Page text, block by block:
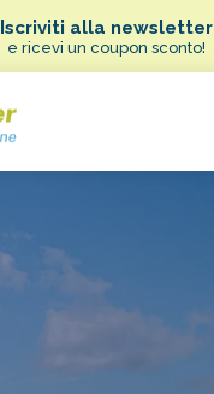
Iscriviti alla newsletter
e ricevi un coupon sconto!